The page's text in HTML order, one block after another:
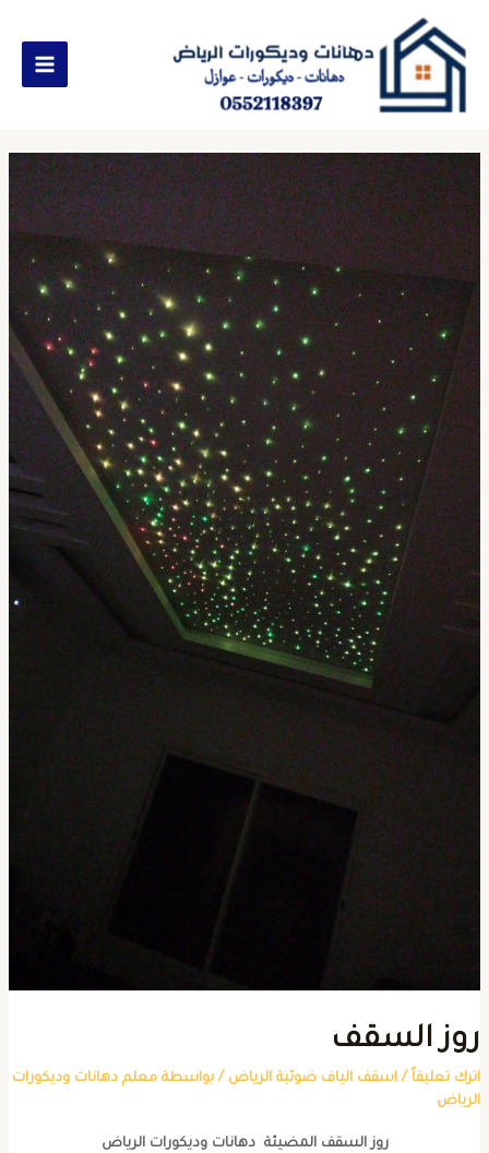
السقف
تعليقاً / اسقف الياف ضوئية الرياض/ بواسطة معلم دهانات وديكورات
روز السقف المضيئة دهانات وديكورات الرياض